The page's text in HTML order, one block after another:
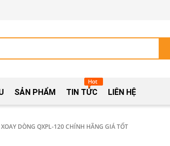
SẢN PHẨM TIN TỨC LIÊN HỆ
DÒNG QXPL-120 CHÍNH HÃNG GIÁ TỐT